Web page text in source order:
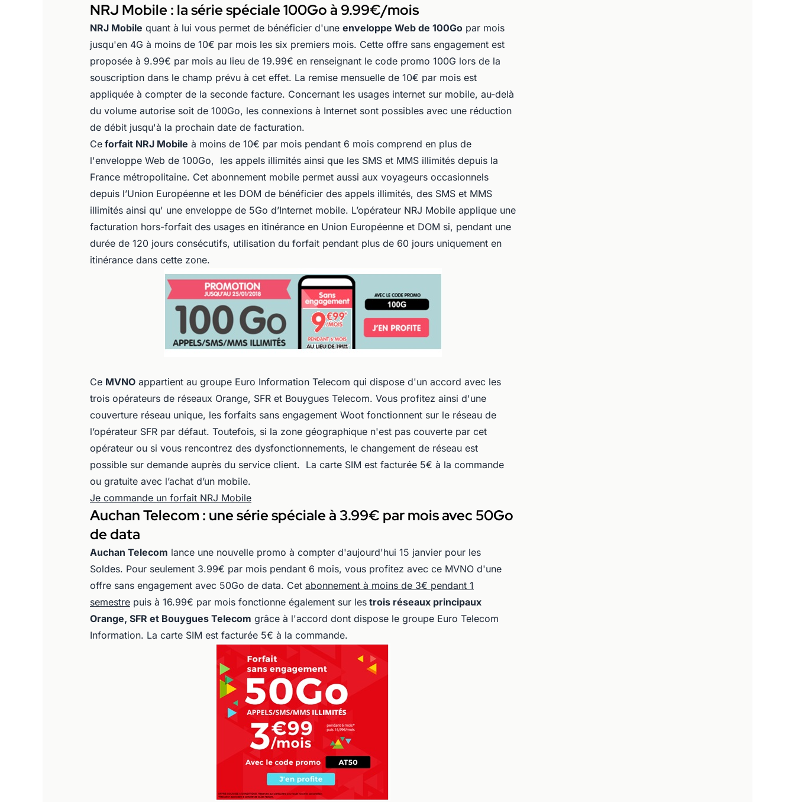
NRJ Mobile : la série spéciale 100Go à 9.99€/mois
NRJ Mobile quant à lui vous permet de bénéficier d'une enveloppe Web de 100Go par mois
jusqu'en 4G à moins de 10€ par mois les six premiers mois. Cette offre sans engagement est
proposée à 9.99€ par mois au lieu de 19.99€ en renseignant le code promo 100G lors de la
souscription dans le champ prévu à cet effet. La remise mensuelle de 10€ par mois est
appliquée à compter de la seconde facture. Concernant les usages internet sur mobile, au-delà
du volume autorise soit de 100Go, les connexions à Internet sont possibles avec une réduction
de débit jusqu'à la prochain date de facturation.
Ce forfait NRJ Mobile à moins de 10€ par mois pendant 6 mois comprend en plus de
l'enveloppe Web de 100Go, les appels illimités ainsi que les SMS et MMS illimités depuis la
France métropolitaine. Cet abonnement mobile permet aussi aux voyageurs occasionnels
depuis l’Union Européenne et les DOM de bénéficier des appels illimités, des SMS et MMS
illimités ainsi qu' une enveloppe de 5Go d’Internet mobile. L’opérateur NRJ Mobile applique une
facturation hors-forfait des usages en itinérance en Union Européenne et DOM si, pendant une
durée de 120 jours consécutifs, utilisation du forfait pendant plus de 60 jours uniquement en
itinérance dans cette zone.
Ce MVNO appartient au groupe Euro Information Telecom qui dispose d'un accord avec les
trois opérateurs de réseaux Orange, SFR et Bouygues Telecom. Vous profitez ainsi d'une
couverture réseau unique, les forfaits sans engagement Woot fonctionnent sur le réseau de
l’opérateur SFR par défaut. Toutefois, si la zone géographique n'est pas couverte par cet
opérateur ou si vous rencontrez des dysfonctionnements, le changement de réseau est
possible sur demande auprès du service client. La carte SIM est facturée 5€ à la commande
ou gratuite avec l’achat d’un mobile.
Je commande un forfait NRJ Mobile
Auchan Telecom : une série spéciale à 3.99€ par mois avec 50Go
de data
Auchan Telecom lance une nouvelle promo à compter d'aujourd'hui 15 janvier pour les
Soldes. Pour seulement 3.99€ par mois pendant 6 mois, vous profitez avec ce MVNO d'une
offre sans engagement avec 50Go de data. Cet abonnement à moins de 3€ pendant 1
semestre puis à 16.99€ par mois fonctionne également sur les trois réseaux principaux
Orange, SFR et Bouygues Telecom grâce à l'accord dont dispose le groupe Euro Telecom
Information. La carte SIM est facturée 5€ à la commande.